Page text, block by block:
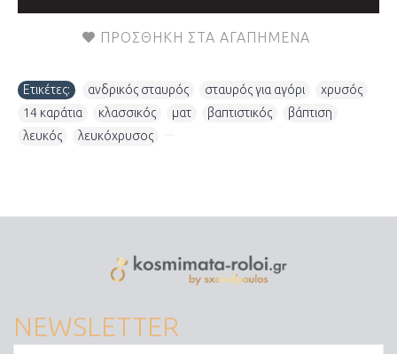
ΠΡΟΣΘΉΚΗ ΣΤΑ ΑΓΑΠΗΜΈΝΑ
Ετικέτες: ανδρικός σταυρός σταυρός για αγόρι χρυσός
14 καράτια
κλασσικός ματ βαπτιστικός βάπτιση
λευκός
λευκόχρυσος
NEWSLETTER